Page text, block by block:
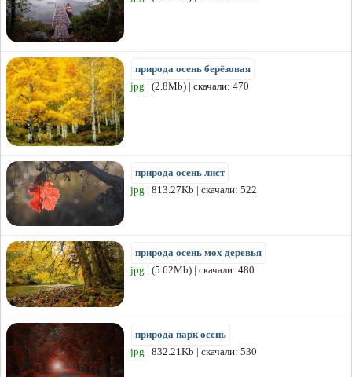
природа осень берёзовая
jpg | (2.8Mb) | скачали: 470
природа осень лист
jpg | 813.27Kb | скачали: 522
природа осень мох деревья
jpg | (5.62Mb) | скачали: 480
природа парк осень
jpg | 832.21Kb | скачали: 530